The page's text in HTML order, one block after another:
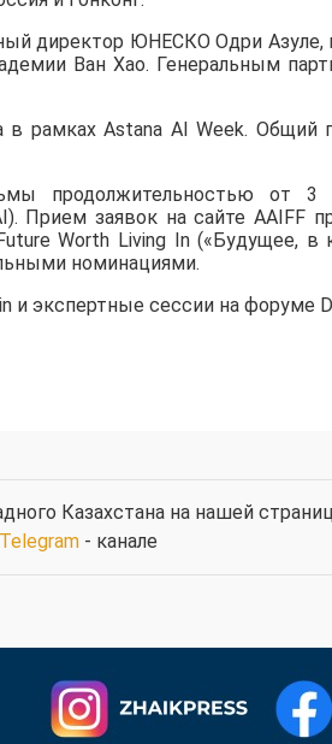
директор ЮНЕСКО Одри Азуле,
Ван Хао. Генеральным
в рамках Astana AI Week. Общий
продолжительностью от
заявок на сайте AAIFF
Worth Living In («Будущее, в
номинациями.
и экспертные сессии на форуме
Казахстана на нашей
Telegram- канале